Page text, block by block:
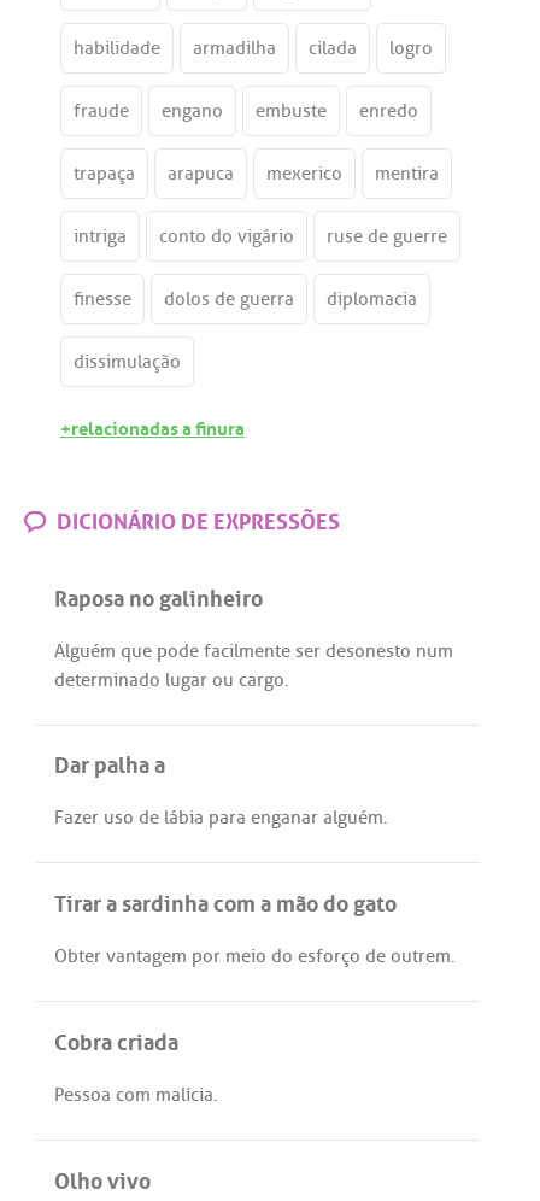
habilidade armadilha cilada logro
fraude engano embuste enredo
trapaça arapuca mexerico mentira
intriga conto do vigário ruse de guerre
finesse dolos de guerra diplomacia
dissimulação
+relacionadas a finura
DICIONÁRIO DE EXPRESSÕES
Raposa no galinheiro
Alguém que pode facilmente ser desonesto num
determinado lugar ou cargo.
Dar palha a
Fazer uso de lábia para enganar alguém.
Tirar a sardinha com a mão do gato
Obter vantagem por meio do esforço de outrem.
Cobra criada
Pessoa com malícia.
Olho vivo